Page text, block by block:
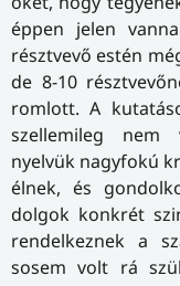
éppen jelen
résztvevő estén
de 8-10
romlott. A
szellemileg nem
nyelvük nagyfokú
élnek, és
dolgok konkrét
rendelkeznek a
sosem volt rá